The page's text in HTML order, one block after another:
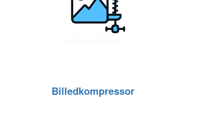
Billedkompressor